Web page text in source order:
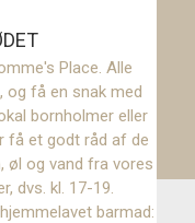
og fejringer
Place. Alle
og få en snak med
bornholmer eller
få et godt råd af de
øl og vand fra vores
dvs. kl. 17-19.
barmad: